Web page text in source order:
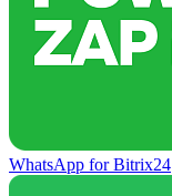
WhatsApp for Bitrix24